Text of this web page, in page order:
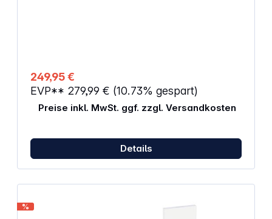
1 Dieses Produkt ist kein Medizinprodukt und dient
nicht der Diagnose, Behandlung und Heilung von
Krankheiten oder der Vorbeugung.
249,95 €
EVP** 279,99 € (10.73% gespart)
Preise inkl. MwSt. ggf. zzgl. Versandkosten
Details
%